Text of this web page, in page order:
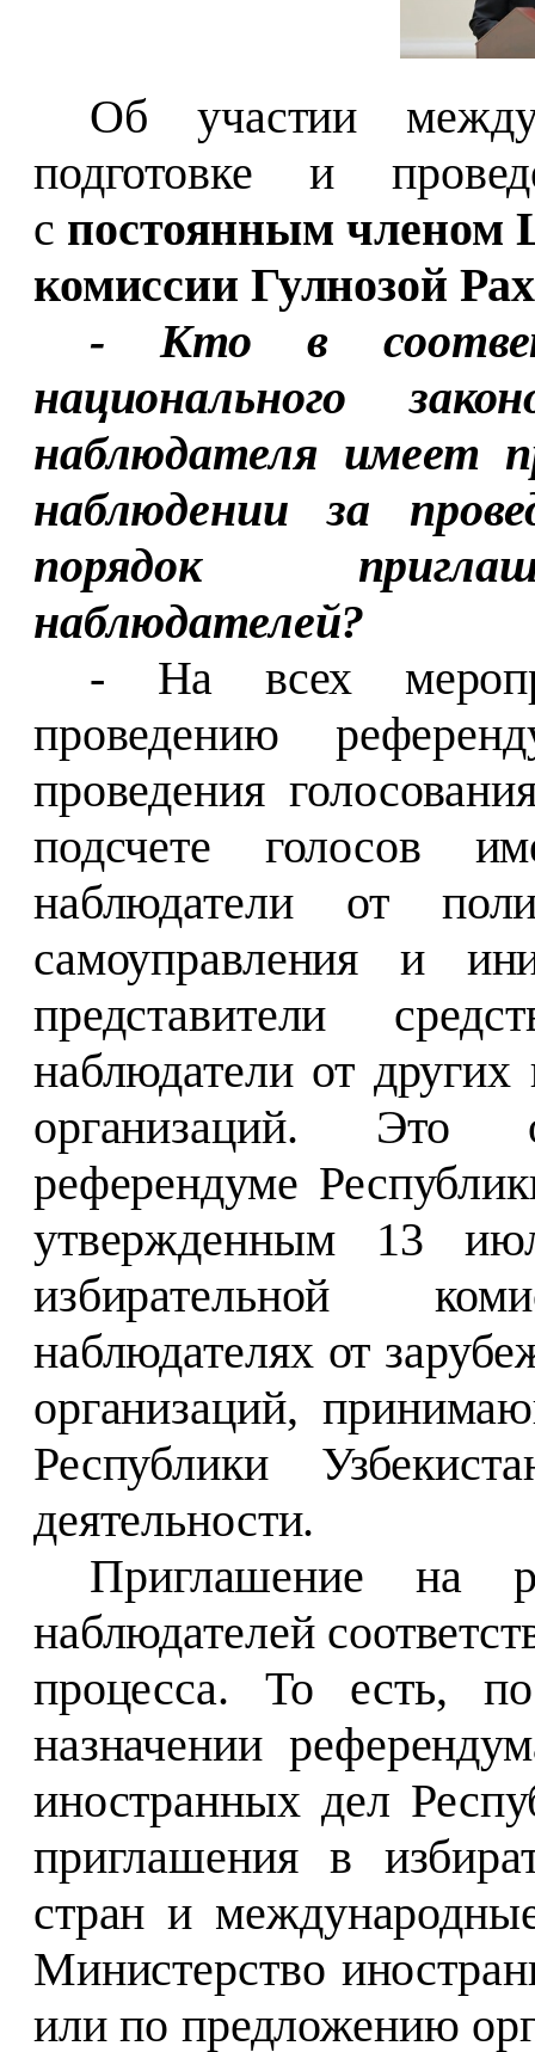
Об участии
подготовке и
с постоянным членом
комиссии Гулнозой
- Кто в
национального
наблюдателя имеет
наблюдении за
порядок
наблюдателей?
- На всех
проведению
проведения
подсчете голосов
наблюдатели от
самоуправления и
представители
наблюдатели от
организаций. Это
референдуме
утвержденным 13
избирательной
наблюдателях от
организаций,
Республики
деятельности.
Приглашение на
наблюдателей
процесса. То есть,
назначении
иностранных дел
приглашения в
стран и
Министерство
или по предложению